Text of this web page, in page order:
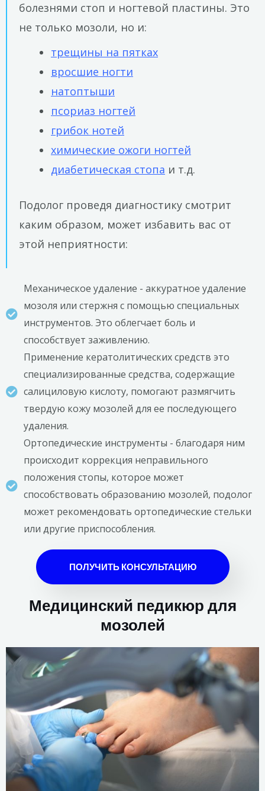
болезнями стоп и ногтевой пластины. Это
не только мозоли, но и:
трещины на пятках
вросшие ногти
натоптыши
псориаз ногтей
грибок нотей
химические ожоги ногтей
диабетическая стопа и т.д.
Подолог проведя диагностику смотрит
каким образом, может избавить вас от
этой неприятности:
Механическое удаление - аккуратное удаление
мозоля или стержня с помощью специальных
инструментов. Это облегчает боль и
способствует заживлению.
Применение кератолитических средств это
специализированные средства, содержащие
салициловую кислоту, помогают размягчить
твердую кожу мозолей для ее последующего
удаления.
Ортопедические инструменты - благодаря ним
происходит коррекция неправильного
положения стопы, которое может
способствовать образованию мозолей, подолог
может рекомендовать ортопедические стельки
или другие приспособления.
ПОЛУЧИТЬ КОНСУЛЬТАЦИЮ
Медицинский педикюр для
мозолей